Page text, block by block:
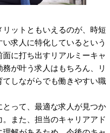
ットともいえるのが、時短
求人に特化しているという
に打ち出すリアルミーキャ
が叶う求人はもちろん、リ
しながらでも働きやすい職
って、最適な求人が見つか
また、担当のキャリアアド